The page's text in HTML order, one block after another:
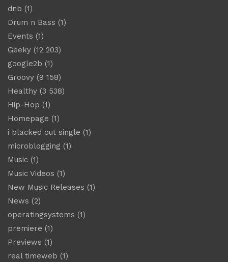
dnb (1)
Drum n Bass (1)
Events (1)
Geeky (12 203)
google2b (1)
Groovy (9 158)
Healthy (3 538)
Hip-Hop (1)
Homepage (1)
i blacked out single (1)
microblogging (1)
Music (1)
Music Videos (1)
New Music Releases (1)
News (2)
operatingsystems (1)
premiere (1)
Previews (1)
real timeweb (1)